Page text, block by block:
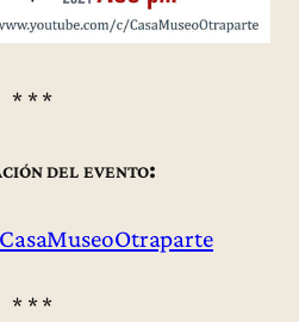
* * *
del evento:
* * *